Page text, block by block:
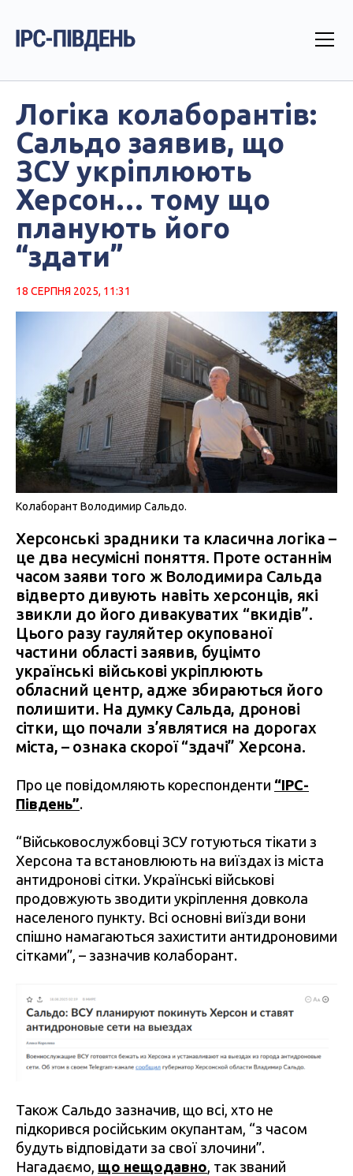
Логіка колаборантів:
Сальдо заявив, що
ЗСУ укріплюють
Херсон… тому що
планують його
“здати”
18 СЕРПНЯ 2025, 11:31
Колаборант Володимир Сальдо.
Херсонські зрадники та класична логіка –
це два несумісні поняття. Проте останнім
часом заяви того ж Володимира Сальда
відверто дивують навіть херсонців, які
звикли до його дивакуватих “вкидів”.
Цього разу гауляйтер окупованої
частини області заявив, буцімто
українські військові укріплюють
обласний центр, адже збираються його
полишити. На думку Сальда, дронові
сітки, що почали з’являтися на дорогах
міста, – ознака скорої “здачі” Херсона.
Про це повідомляють кореспонденти “IPC-
Південь”.
“Військовослужбовці ЗСУ готуються тікати з
Херсона та встановлюють на виїздах із міста
антидронові сітки. Українські військові
продовжують зводити укріплення довкола
населеного пункту. Всі основні виїзди вони
спішно намагаються захистити антидроновими
сітками”, – зазначив колаборант.
Також Сальдо зазначив, що всі, хто не
підкорився російським окупантам, “з часом
будуть відповідати за свої злочини”.
Нагадаємо, що нещодавно так званий